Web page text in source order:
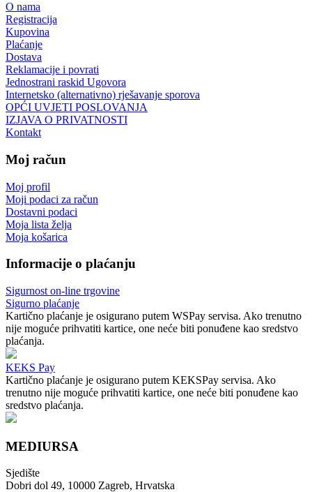
O nama
Registracija
Kupovina
Plaćanje
Dostava
Reklamacije i povrati
Jednostrani raskid Ugovora
Internetsko (alternativno) rješavanje sporova
OPĆI UVJETI POSLOVANJA
IZJAVA O PRIVATNOSTI
Kontakt
Moj račun
Moj profil
Moji podaci za račun
Dostavni podaci
Moja lista želja
Moja košarica
Informacije o plaćanju
Sigurnost on-line trgovine
Sigurno plaćanje
Kartično plaćanje je osigurano putem WSPay servisa. Ako trenutno
nije moguće prihvatiti kartice, one neće biti ponuđene kao sredstvo
plaćanja.
KEKS Pay
Kartično plaćanje je osigurano putem KEKSPay servisa. Ako
trenutno nije moguće prihvatiti kartice, one neće biti ponuđene kao
sredstvo plaćanja.
MEDIURSA
Sjedište
Dobri dol 49, 10000 Zagreb, Hrvatska